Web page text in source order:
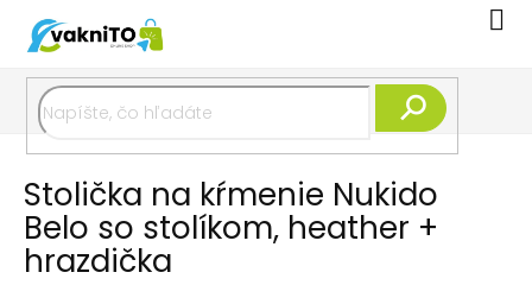
obsah
Stolička na kŕmenie Nukido
Belo so stolíkom, heather +
hrazdička